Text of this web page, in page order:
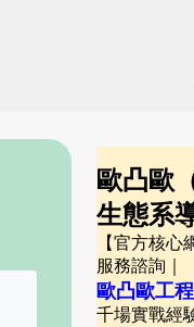
歐凸歐
生態系
【官方核心
服務諮詢｜
歐凸歐工
千場實戰經